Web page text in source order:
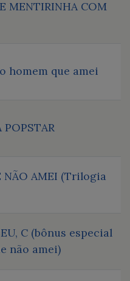
MENTIRINHA COM
homem que amei
POPSTAR
NÃO AMEI (Trilogia
C (bônus especial
não amei)